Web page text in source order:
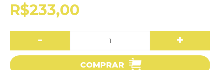
R$233,00
- +
COMPRAR